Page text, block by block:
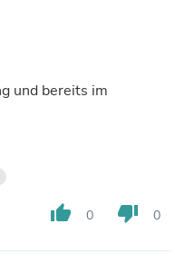
und bereits im
thumb_up 0 thumb_down 0